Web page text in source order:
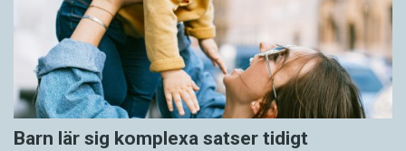
Barn lär sig komplexa satser tidigt